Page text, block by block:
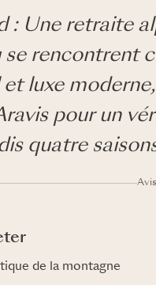
: Une retraite
se rencontrent
luxe
pour un
quatre
de la montagne